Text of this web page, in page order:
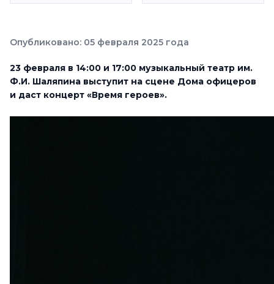
Опубликовано: 05 февраля 2025 года
23 февраля в 14:00 и 17:00 музыкальный театр им.
Ф.И. Шаляпина выступит на сцене Дома офицеров
и даст концерт «Время героев».